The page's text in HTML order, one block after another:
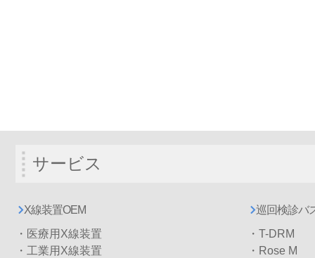
サービス
X線装置OEM
・医療用X線装置
・工業用X線装置
巡回検診バ
・T-DRM
・Rose M